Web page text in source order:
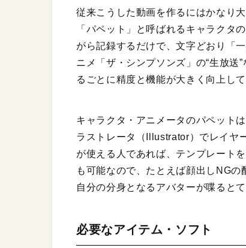
従来こうした動画を作るにはかなり
「パペット」と呼ばれるキャラクタ
がら記録するだけで、文字どおり「
ニメ「ザ・シンプソンズ」の“生放送
るごとに精度と機能が大きく向上して
キャラクタ・アニメータのパペット
ラストレータ（Illustrator）でレイヤ
が使える人であれば、テンプレート
も可能なので、たとえば顔出しNGの
自分の分身となるアバターが喋ると
必要なアイテム・ソフト